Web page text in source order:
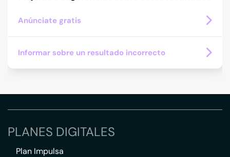
Anúnciate gratis
Informar sobre un resultado incorrecto
PLANES DIGITALES
Plan Impulsa